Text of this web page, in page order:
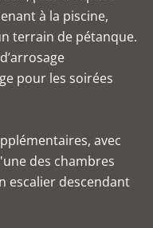
à la piscine,
terrain de pétanque.
pour les soirées
avec
des chambres
escalier descendant